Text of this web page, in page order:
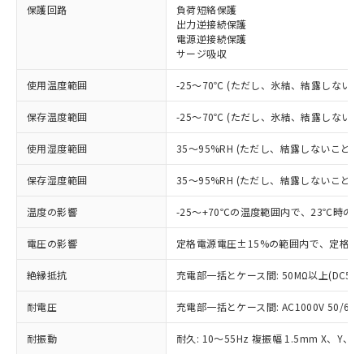
保護回路
負荷短絡保護
出力逆接続保護
電源逆接続保護
サージ吸収
使用温度範囲 -25～70℃ (ただし、氷結、結露しないこ
保存温度範囲 -25～70℃ (ただし、氷結、結露しないこ
使用湿度範囲 35～95%RH (ただし、結露しないこと)
保存湿度範囲 35～95%RH (ただし、結露しないこと)
温度の影響 -25～+70℃の温度範囲内で、23℃時の
電圧の影響 定格電源電圧±15%の範囲内で、定格
絶縁抵抗 充電部一括とケース間: 50MΩ以上
耐電圧 充電部一括とケース間: AC1000V 50/
耐振動 耐久: 10～55Hz 複振幅 1.5mm X、Y、Z
ご利用条件
ご利用ください。
本サービスは、当社制御機器事業取扱
商品の当社在庫状況および標準価格
(税抜)を提供させていただくもので
本サービスの対象外となる商品もある
ことをご了承ください。
在庫状況および標準価格照会結果は、
※1 対応状況
対応済み：EU RoHS指令（10物質）の
非含有に対応した製品が提供可能な商品で
す。
有に対応した製品に切り替える予定のある
商品です。
対応予定なし：EU RoHS指令（10物質）の
非含有に非対応の商品で、対応品を出す予
調査・確認中：EU RoHS指令（10物質）の
非含有の対応状況を調査中または確認中の
商品です。
非該当品：ライセンス料など無形物で、有
害物質有無と関係のない商品です。
仕入先様の事情により、非含有部品として
いたものが、含有品と判明した場合などや
※1 中国RoHS○×表
「○」：最大均質材料含有率が中国RoHSの
基準値以下であることを示します。
「×」：最大均質材料含有率が中国RoHSの
基準値を超えていることを示します。
「－」：未確認です。当社販売部門へお問
当社は、これら貴社製品のうち、外国
為替および外国貿易法に定める商品